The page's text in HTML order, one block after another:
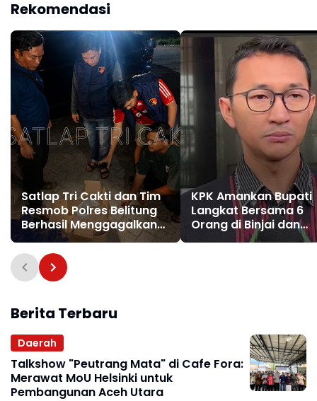
Rekomendasi
Satlap Tri Cakti dan Tim
Resmob Polres Belitung
Berhasil Menggagalkan
Perdagangan Timah
Ilegal Menuju Jakarta
KPK Amankan Bupati
Langkat Bersama 6
Orang di Binjai dan
Medan
Berita Terbaru
Daerah
Talkshow "Peutrang Mata" di Cafe Fora:
Merawat MoU Helsinki untuk
Pembangunan Aceh Utara